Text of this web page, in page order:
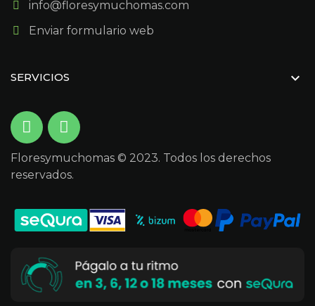
info@floresymuchomas.com
Enviar formulario web
SERVICIOS 
Floresymuchomas © 2023. Todos los derechos
reservados.